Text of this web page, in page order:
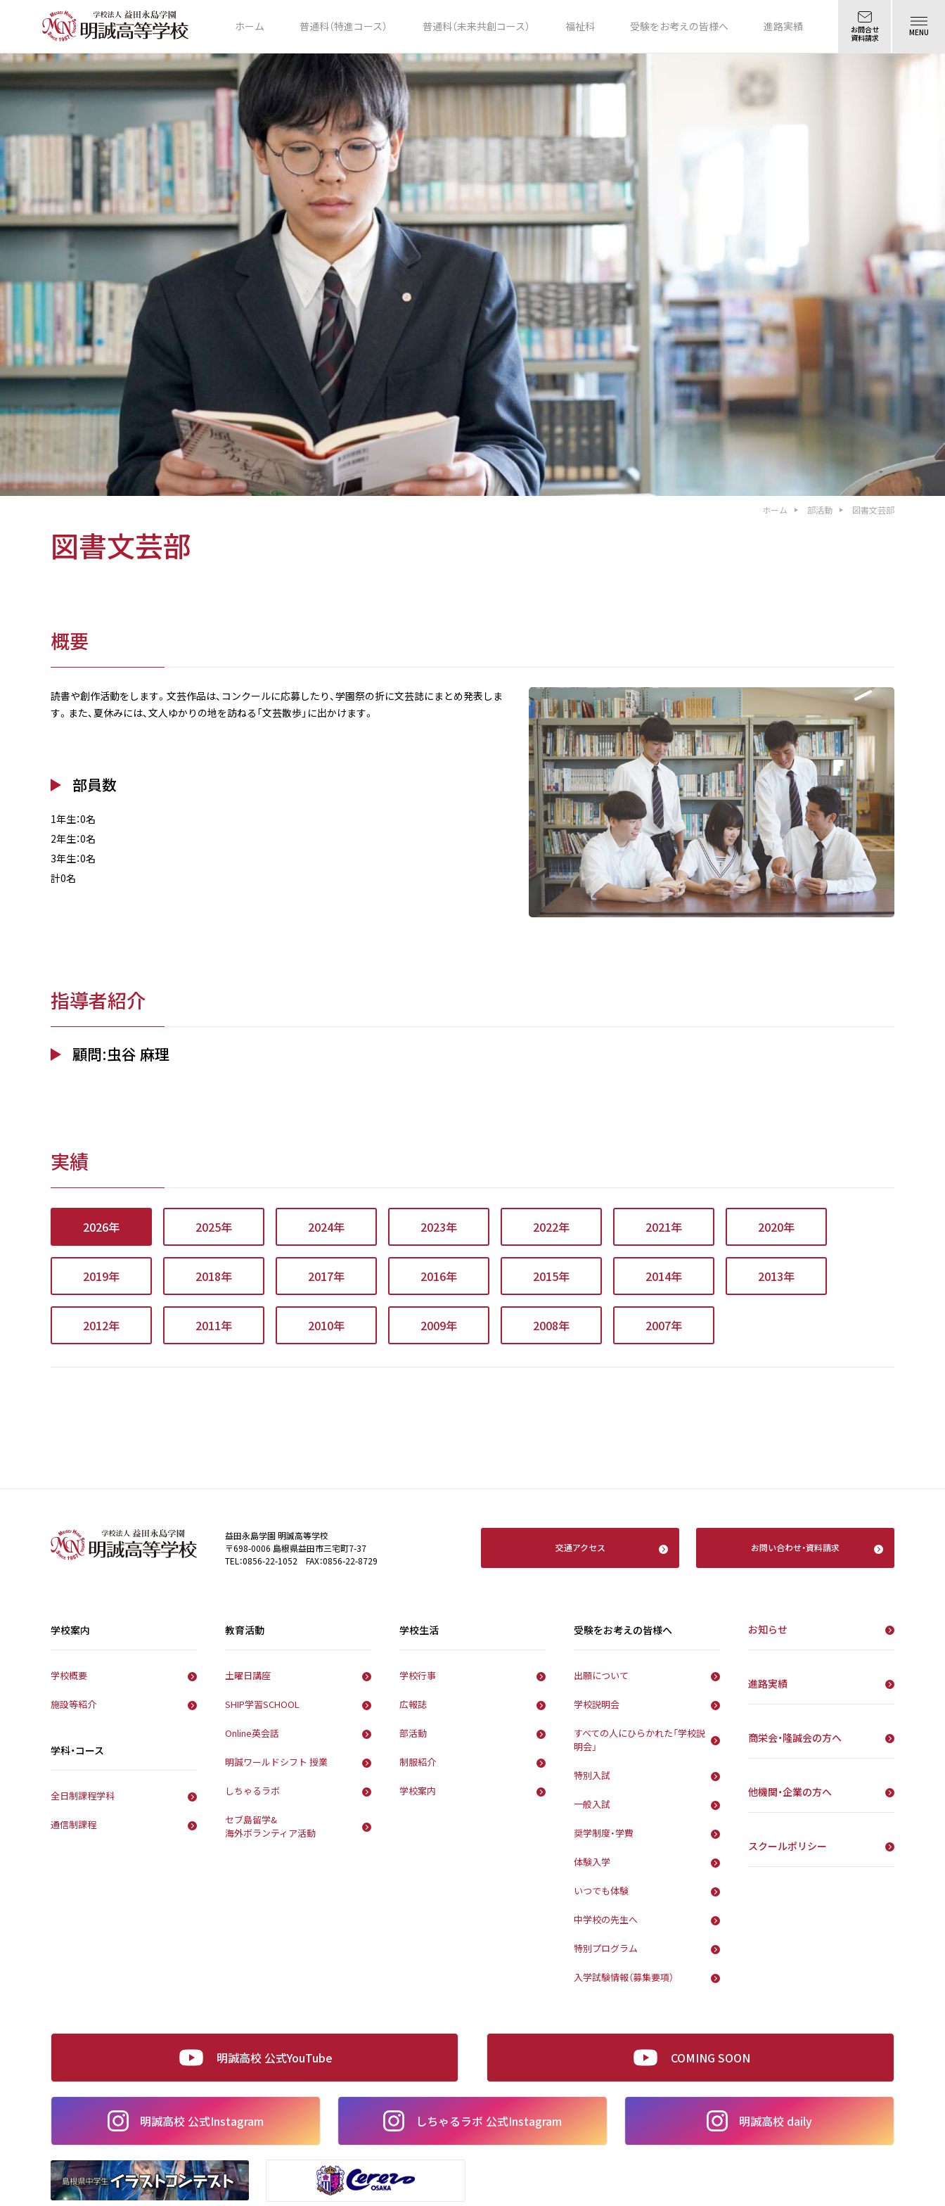
ホーム 普通科（特進コース） 普通科（未来共創コース） 福祉科 受験をお考えの皆様へ 進路実績
お問合せ
資料請求
MENU
ホーム 部活動 図書文芸部
図書文芸部
概要
読書や創作活動をします。文芸作品は、コンクールに応募したり、学園祭の折に文芸誌にまとめ発表しま
す。また、夏休みには、文人ゆかりの地を訪ねる「文芸散歩」に出かけます。
部員数
1年生：0名
2年生：0名
3年生：0名
計0名
指導者紹介
顧問:虫谷 麻理
実績
2026年 2025年 2024年 2023年 2022年 2021年 2020年
2019年 2018年 2017年 2016年 2015年 2014年 2013年
2012年 2011年 2010年 2009年 2008年 2007年
益田永島学園 明誠高等学校
〒698-0006 島根県益田市三宅町7-37
TEL：0856-22-1052 FAX：0856-22-8729
交通アクセス お問い合わせ・資料請求
学校案内
学校概要
施設等紹介
学科・コース
全日制課程学科
通信制課程
教育活動
土曜日講座
SHIP学習SCHOOL
Online英会話
明誠ワールドシフト 授業
しちゃるラボ
セブ島留学&
海外ボランティア活動
学校生活
学校行事
広報誌
部活動
制服紹介
学校案内
受験をお考えの皆様へ
出願について
学校説明会
すべての人にひらかれた「学校説
明会」
特別入試
一般入試
奨学制度・学費
体験入学
いつでも体験
中学校の先生へ
特別プログラム
入学試験情報（募集要項）
お知らせ
進路実績
商栄会・隆誠会の方へ
他機関・企業の方へ
スクールポリシー
明誠高校 公式YouTube COMING SOON
明誠高校 公式Instagram しちゃるラボ 公式Instagram 明誠高校 daily